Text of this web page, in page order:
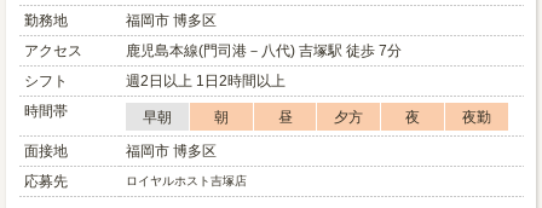
勤務地
福岡市 博多区
アクセス
鹿児島本線(門司港－八代) 吉塚駅 徒歩 7分
シフト
週2日以上 1日2時間以上
時間帯
早朝 朝 昼 夕方 夜
夜勤
面接地
福岡市 博多区
応募先
ロイヤルホスト吉塚店